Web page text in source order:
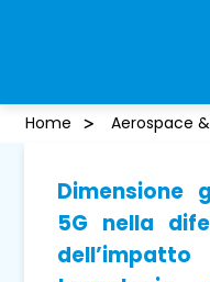
Home Aerospace
Dimensione
5G nella